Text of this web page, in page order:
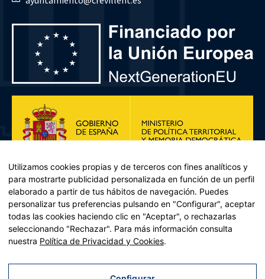
Plan de Recuperación, Transformación y Resiliencia – Financiado por
Recuperación y resiliencia, establecido por el Reglamento (UE)
2021/241 del Parlamento Europeo y del Consejo, de 12 de febrero
Utilizamos cookies propias y de terceros con fines analíticos y
para mostrarte publicidad personalizada en función de un perfil
elaborado a partir de tus hábitos de navegación. Puedes
personalizar tus preferencias pulsando en "Configurar", aceptar
todas las cookies haciendo clic en "Aceptar", o rechazarlas
seleccionando "Rechazar". Para más información consulta
nuestra Política de Privacidad y Cookies.